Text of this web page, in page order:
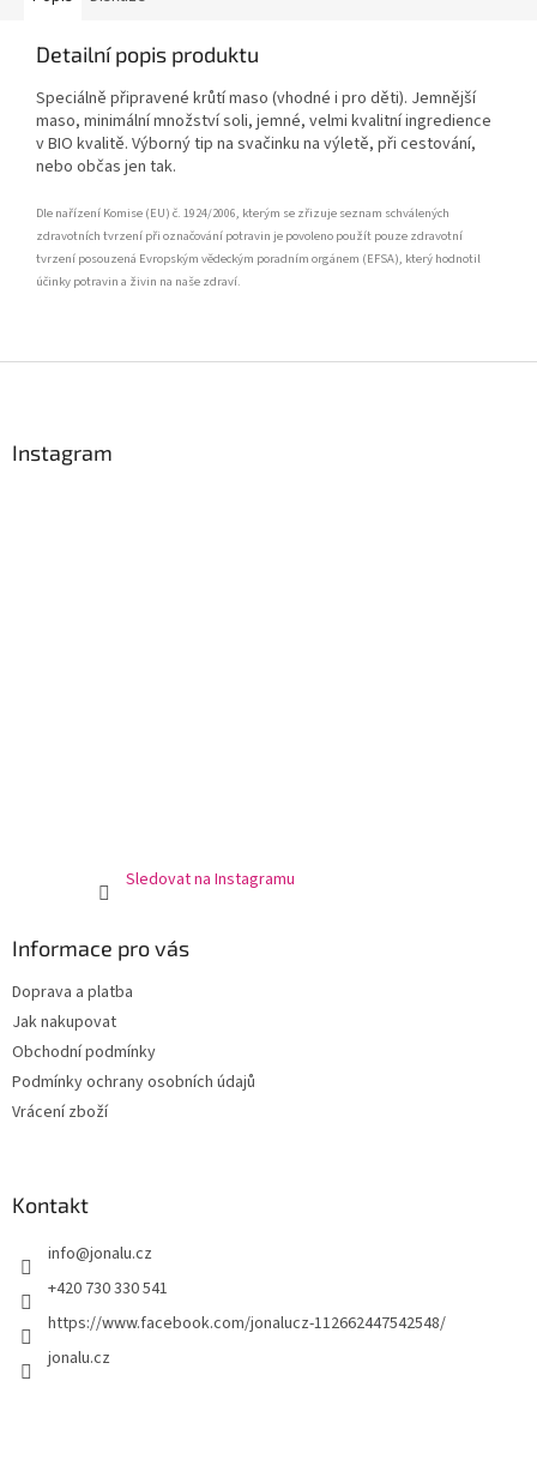
Detailní popis produktu
Speciálně připravené krůtí maso (vhodné i pro děti). Jemnější
maso, minimální množství soli, jemné, velmi kvalitní ingredience
v BIO kvalitě. Výborný tip na svačinku na výletě, při cestování,
nebo občas jen tak.
Dle nařízení Komise (EU) č. 1924/2006, kterým se zřizuje seznam schválených
zdravotních tvrzení při označování potravin je povoleno použít pouze zdravotní
tvrzení posouzená Evropským vědeckým poradním orgánem (EFSA), který hodnotil
účinky potravin a živin na naše zdraví.
Instagram
Sledovat na Instagramu
Informace pro vás
Doprava a platba
Jak nakupovat
Obchodní podmínky
Podmínky ochrany osobních údajů
Vrácení zboží
Kontakt
info@jonalu.cz
+420 730 330 541
https://www.facebook.com/jonalucz-112662447542548/
jonalu.cz